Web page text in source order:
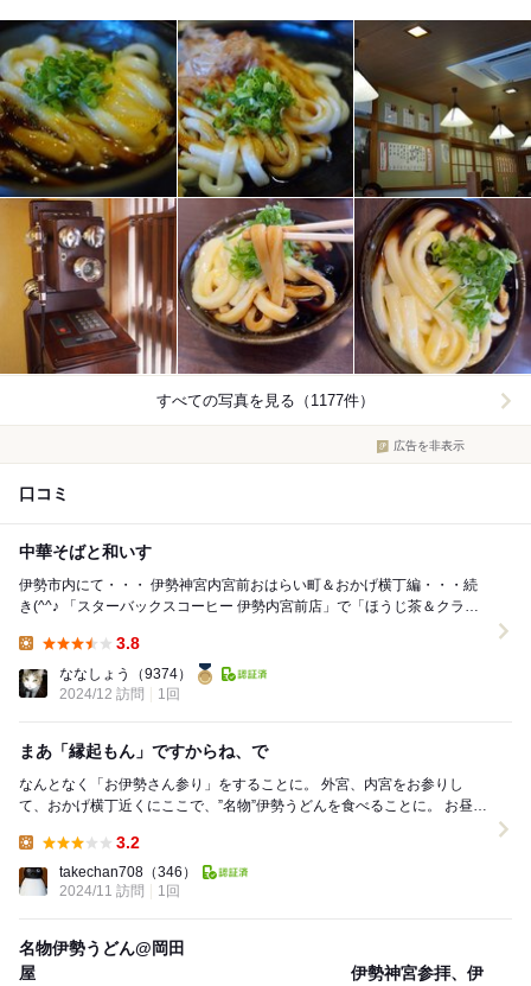
すべての写真を見る（1177件）
広告を非表示
口コミ
中華そばと和いす
伊勢市内にて・・・ 伊勢神宮内宮前おはらい町＆おかげ横丁編・・・続
き(^^♪ 「スターバックスコーヒー 伊勢内宮前店」で「ほうじ茶＆クラシ
3.8
ななしょう
（9374）
2024/12 訪問
1回
まあ「縁起もん」ですからね、で
なんとなく「お伊勢さん参り」をすることに。 外宮、内宮をお参りし
て、おかげ横丁近くにここで、”名物”伊勢うどんを食べることに。 お昼に
3.2
takechan708 （346）
2024/11 訪問
1回
名物伊勢うどん@岡田
屋 伊勢神宮参拝、伊